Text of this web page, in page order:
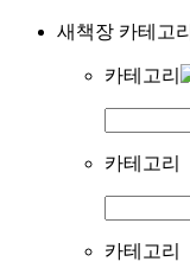
새책장 카테고리
카테고리
카테고리
카테고리